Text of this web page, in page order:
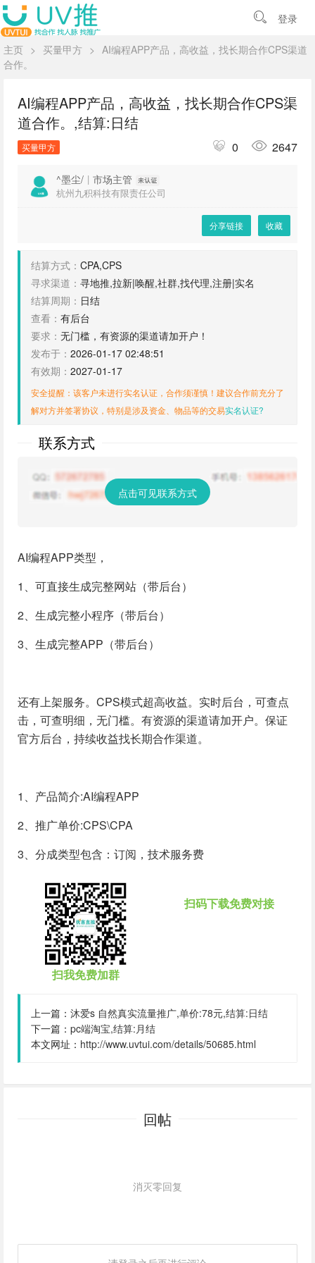
登录
主页 > 买量甲方 > AI编程APP产品，高收益，找长期合作CPS渠道
合作。
AI编程APP产品，高收益，找长期合作CPS渠
道合作。,结算:日结
买量甲方 0 2647
^墨尘/ | 市场主管
杭州九积科技有限责任公司
分享链接 收藏
结算方式： CPA,CPS
寻求渠道： 寻地推,拉新|唤醒,社群,找代理,注册|实名
结算周期： 日结
查看： 有后台
要求： 无门槛，有资源的渠道请加开户！
发布于： 2026-01-17 02:48:51
有效期： 2027-01-17
安全提醒：该客户未进行实名认证，合作须谨慎！建议合作前充分了
解对方并签署协议，特别是涉及资金、物品等的交易实名认证?
联系方式
点击可见联系方式
AI编程APP类型，
1、可直接生成完整网站（带后台）
2、生成完整小程序（带后台）
3、生成完整APP（带后台）
还有上架服务。CPS模式超高收益。实时后台，可查点
击，可查明细，无门槛。有资源的渠道请加开户。保证
官方后台，持续收益找长期合作渠道。
1、产品简介:AI编程APP
2、推广单价:CPS\CPA
3、分成类型包含：订阅，技术服务费
扫我免费加群
扫码下载免费对接
上一篇： 沐爱s 自然真实流量推广,单价:78元,结算:日结
下一篇： pc端淘宝,结算:月结
本文网址： http://www.uvtui.com/details/50685.html
回帖
消灭零回复